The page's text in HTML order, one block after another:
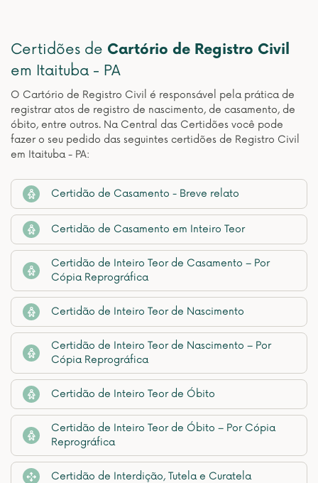
Certidões de Cartório de Registro Civil
em Itaituba - PA
O Cartório de Registro Civil é responsável pela prática de
registrar atos de registro de nascimento, de casamento, de
óbito, entre outros. Na Central das Certidões você pode
fazer o seu pedido das seguintes certidões de Registro Civil
em Itaituba - PA:
Certidão de Casamento - Breve relato
Certidão de Casamento em Inteiro Teor
Certidão de Inteiro Teor de Casamento – Por
Cópia Reprográfica
Certidão de Inteiro Teor de Nascimento
Certidão de Inteiro Teor de Nascimento – Por
Cópia Reprográfica
Certidão de Inteiro Teor de Óbito
Certidão de Inteiro Teor de Óbito – Por Cópia
Reprográfica
Certidão de Interdição, Tutela e Curatela